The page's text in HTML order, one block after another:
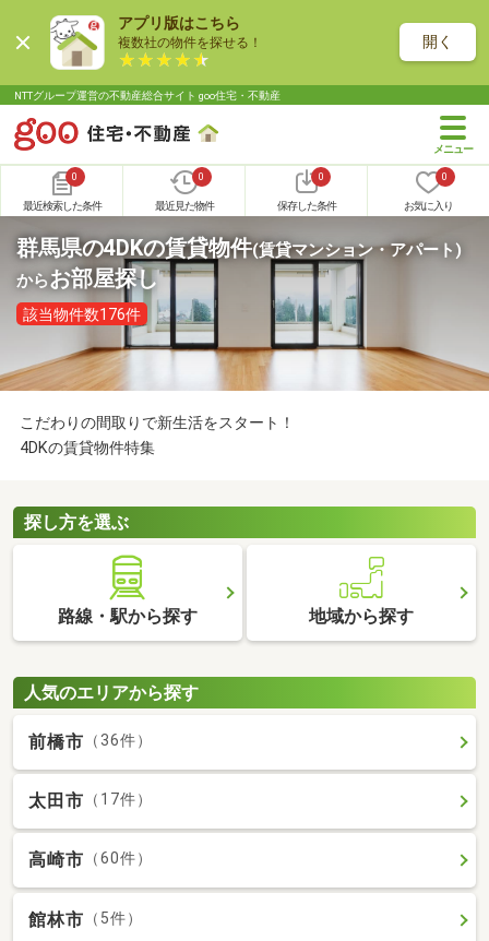
アプリ版はこちら
複数社の物件を探せる！ 開く
NTTグループ運営の不動産総合サイト goo住宅・不動産
0
最近検索した条件
0
最近見た物件
0
保存した条件
0
お気に入り
群馬県の4DKの賃貸物件(賃貸マンション・アパート)
からお部屋探し
該当物件数176件
こだわりの間取りで新生活をスタート！
4DKの賃貸物件特集
探し方を選ぶ
路線・駅から探す 地域から探す
人気のエリアから探す
前橋市 （36件）
太田市 （17件）
高崎市 （60件）
館林市 （5件）